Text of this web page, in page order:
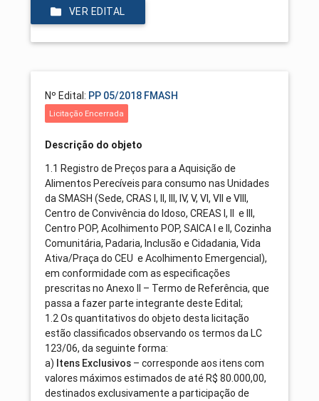
VER EDITAL
Nº Edital: PP 05/2018 FMASH
Licitação Encerrada
Descrição do objeto
1.1 Registro de Preços para a Aquisição de
Alimentos Perecíveis para consumo nas Unidades
da SMASH (Sede, CRAS I, II, III, IV, V, VI, VII e VIII,
Centro de Convivência do Idoso, CREAS I, II e III,
Centro POP, Acolhimento POP, SAICA I e II, Cozinha
Comunitária, Padaria, Inclusão e Cidadania, Vida
Ativa/Praça do CEU e Acolhimento Emergencial),
em conformidade com as especificações
prescritas no Anexo II – Termo de Referência, que
passa a fazer parte integrante deste Edital;
1.2 Os quantitativos do objeto desta licitação
estão classificados observando os termos da LC
123/06, da seguinte forma:
a) Itens Exclusivos – corresponde aos itens com
valores máximos estimados de até R$ 80.000,00,
destinados exclusivamente a participação de